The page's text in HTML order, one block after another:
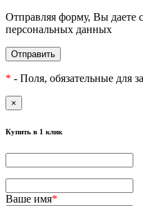
Отправляя форму, Вы даете
персональных данных
Отправить
* - Поля, обязательные для
×
Купить в 1 клик
Ваше имя*